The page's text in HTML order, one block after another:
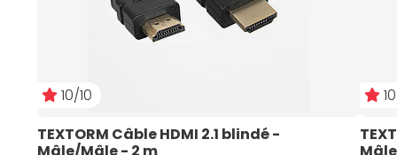
10/10
TEXTORM Câble HDMI 2.1 blindé -